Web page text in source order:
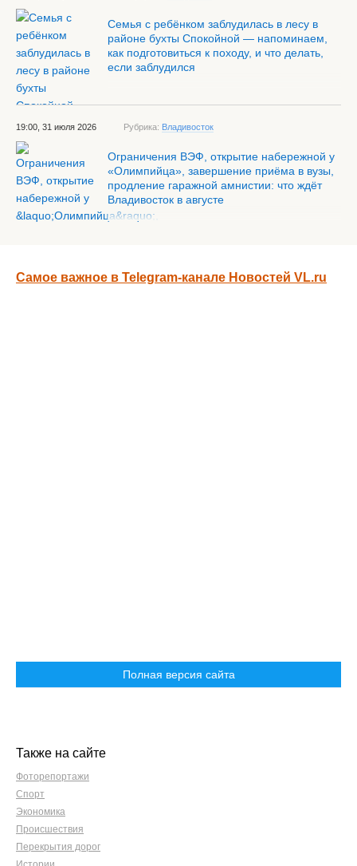
Семья с ребёнком заблудилась в лесу в
районе бухты Спокойной — напоминаем,
как подготовиться к походу, и что делать,
если заблудился
19:00, 31 июля 2026 Рубрика: Владивосток
Ограничения ВЭФ, открытие набережной у
«Олимпийца», завершение приёма в вузы,
продление гаражной амнистии: что ждёт
Владивосток в августе
Самое важное в Telegram-канале Новостей VL.ru
Полная версия сайта
Также на сайте
Фоторепортажи
Спорт
Экономика
Происшествия
Перекрытия дорог